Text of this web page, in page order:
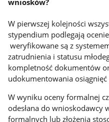
W pierwszej kolejności
stypendium podlegają
weryfikowane są z
zatrudnienia i statusu
kompletność dokumentów
udokumentowania osiągnięć
W wyniku oceny formalnej
odesłana do wnioskodawcy
formalnych lub złożenia